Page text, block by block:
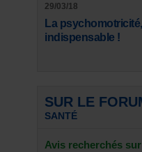
29/03/18
La
indispensable !
SUR LE
SANTÉ
Avis recherchés